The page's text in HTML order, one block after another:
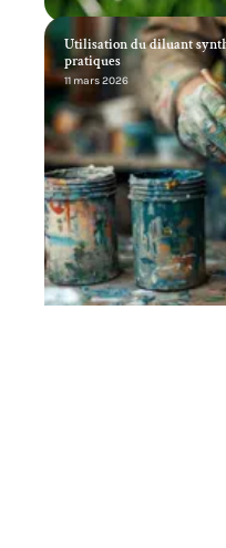
Utilisation du diluant
pratiques
11 mars 2026